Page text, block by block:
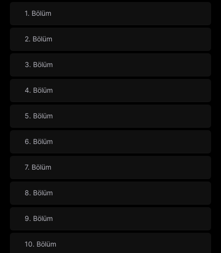
1. Bölüm
2. Bölüm
3. Bölüm
4. Bölüm
5. Bölüm
6. Bölüm
7. Bölüm
8. Bölüm
9. Bölüm
10. Bölüm